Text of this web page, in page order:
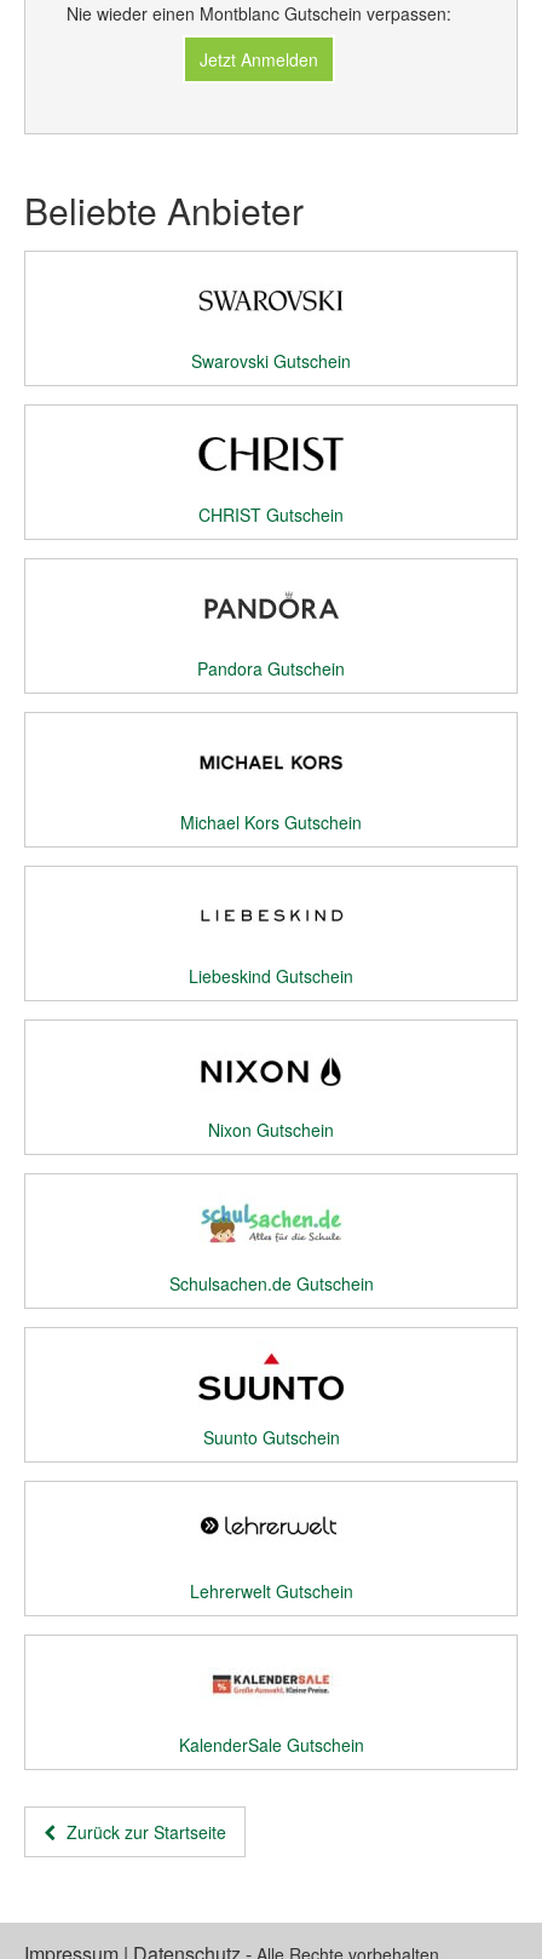
Nie wieder einen Montblanc Gutschein verpassen:
Jetzt Anmelden
Beliebte Anbieter
Swarovski Gutschein
CHRIST Gutschein
Pandora Gutschein
Michael Kors Gutschein
Liebeskind Gutschein
Nixon Gutschein
Schulsachen.de Gutschein
Suunto Gutschein
Lehrerwelt Gutschein
KalenderSale Gutschein
Zurück zur Startseite
Alle Rechte vorbehalten